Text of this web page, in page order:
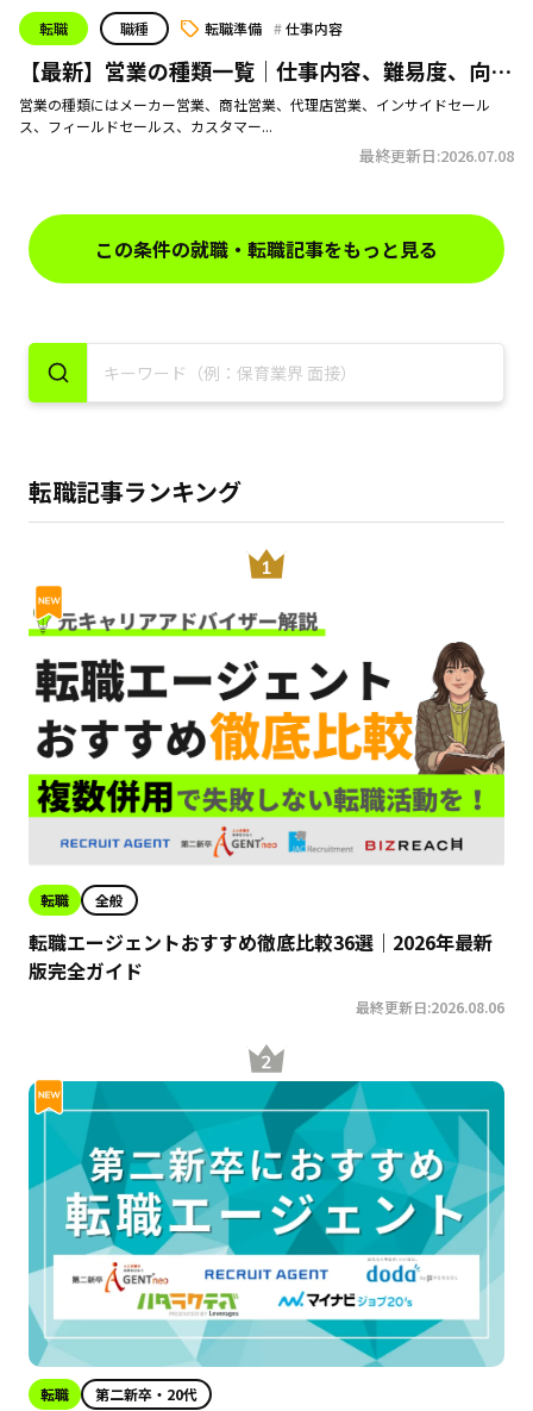
転職 職種 転職準備 仕事内容
【最新】営業の種類一覧｜仕事内容、難易度、向い
てる人まとめ
営業の種類にはメーカー営業、商社営業、代理店営業、インサイドセール
ス、フィールドセールス、カスタマー...
最終更新日:2026.07.08
この条件の就職・転職記事をもっと見る
転職記事ランキング
転職 全般
転職エージェントおすすめ徹底比較36選｜2026年最新
版完全ガイド
最終更新日:2026.08.06
転職 第二新卒・20代